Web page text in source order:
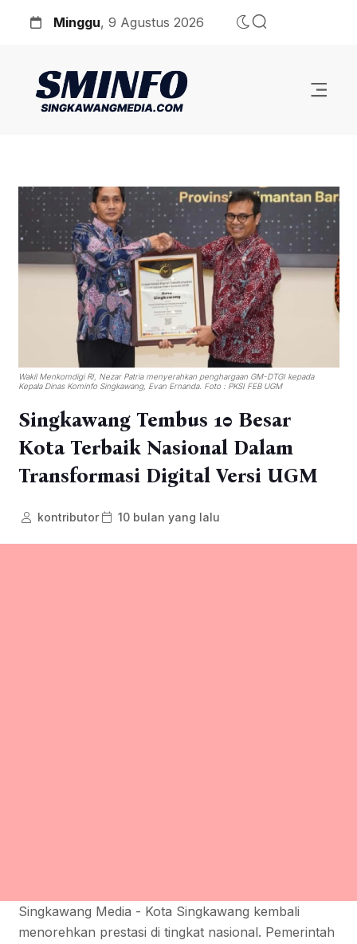
Minggu, 9 Agustus 2026
Wakil Menkomdigi RI, Nezar Patria menyerahkan penghargaan GM-DTGI kepada
Kepala Dinas Kominfo Singkawang, Evan Ernanda. Foto : PKSI FEB UGM
Singkawang Tembus 10 Besar
Kota Terbaik Nasional Dalam
Transformasi Digital Versi UGM
kontributor 10 bulan yang lalu
Singkawang Media - Kota Singkawang kembali
menorehkan prestasi di tingkat nasional. Pemerintah